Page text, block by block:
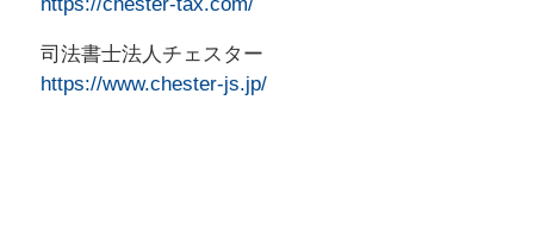
司法書士法人チェスター
https://www.chester-js.jp/